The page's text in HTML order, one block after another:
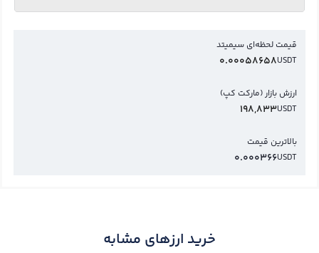
قیمت لحظه‌ای سیمیتد
USDT
0.00058658
ارزش بازار (مارکت کپ)
USDT
198,833
بالاترین قیمت
USDT
0.000366
خرید ارزهای مشابه